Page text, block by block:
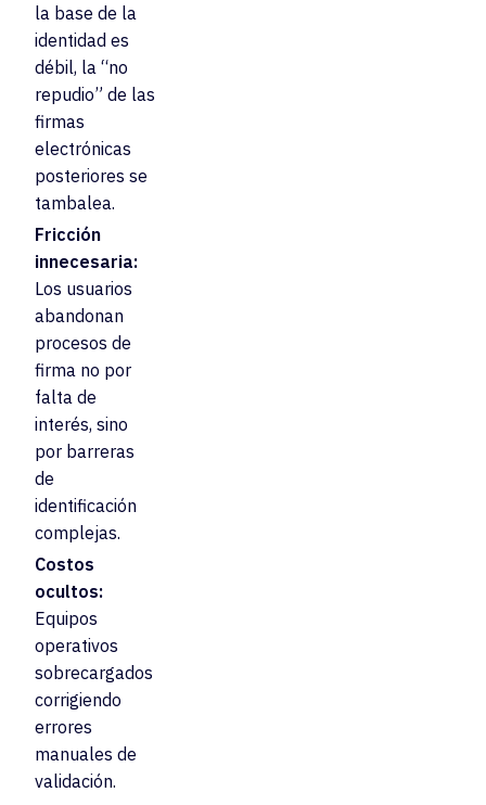
la base de la
identidad es
débil, la “no
repudio” de las
firmas
electrónicas
posteriores se
tambalea.
Fricción
innecesaria:
Los usuarios
abandonan
procesos de
firma no por
falta de
interés, sino
por barreras
de
identificación
complejas.
Costos
ocultos:
Equipos
operativos
sobrecargados
corrigiendo
errores
manuales de
validación.